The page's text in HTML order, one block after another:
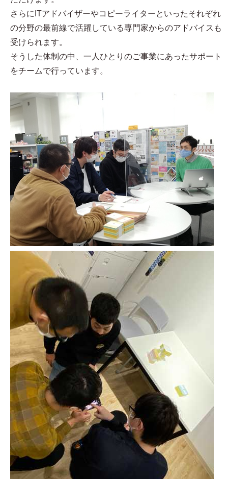
さらにITアドバイザーやコピーライターといったそれぞれ
の分野の最前線で活躍している専門家からのアドバイスも
受けられます。
そうした体制の中、一人ひとりのご事業にあったサポート
をチームで行っています。